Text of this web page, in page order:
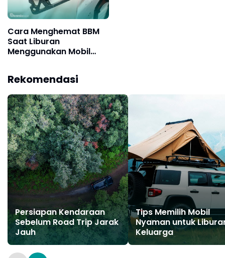
Cara Menghemat BBM
Saat Liburan
Menggunakan Mobil
Rekomendasi
Persiapan Kendaraan
Sebelum Road Trip Jarak
Jauh
Tips Memilih Mobil
Nyaman untuk
Keluarga